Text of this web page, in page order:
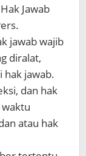
Jawab
jawab wajib
diralat,
hak jawab.
dan hak
atau hak